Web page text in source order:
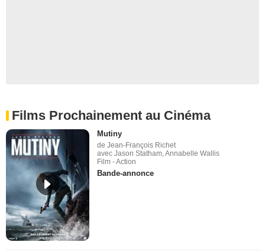
Films Prochainement au Cinéma
Mutiny
de Jean-François Richet
avec Jason Statham, Annabelle Wallis
Film - Action
Bande-annonce